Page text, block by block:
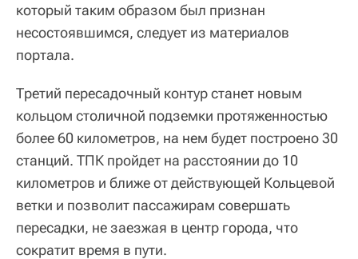
который таким образом был признан
несостоявшимся, следует из материалов
портала.
Третий пересадочный контур станет новым
кольцом столичной подземки протяженностью
более 60 километров, на нем будет построено 30
станций. ТПК пройдет на расстоянии до 10
километров и ближе от действующей Кольцевой
ветки и позволит пассажирам совершать
пересадки, не заезжая в центр города, что
сократит время в пути.